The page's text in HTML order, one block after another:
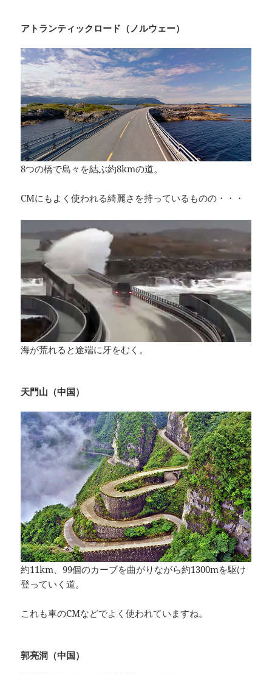
アトランティックロード（ノルウェー）
8つの橋で島々を結ぶ約8kmの道。
CMにもよく使われる綺麗さを持っているものの・・・
海が荒れると途端に牙をむく。
天門山（中国）
約11km、99個のカーブを曲がりながら約1300mを駆け
登っていく道。
これも車のCMなどでよく使われていますね。
郭亮洞（中国）